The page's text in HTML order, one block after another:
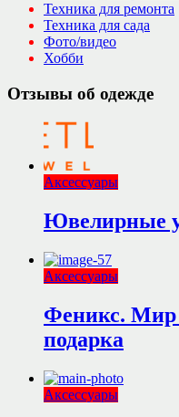
Техника для ремонта
Техника для сада
Фото/видео
Хобби
Отзывы об одежде
Аксессуары
Ювелирные
Аксессуары
Феникс. Мир
подарка
Аксессуары